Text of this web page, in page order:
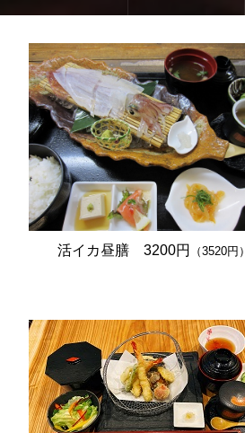
活イカ昼膳 3200円 （3520円）